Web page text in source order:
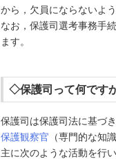
から，欠員にならないよ
なお，保護司選考事務手
ます。
◇保護司って何です
保護司は保護司法に基づ
保護観察官 （専門的な知
主に次のような活動を行い